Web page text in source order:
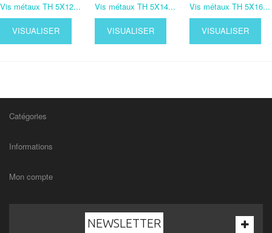
Vis métaux TH 5X12...
VISUALISER
Vis métaux TH 5X14...
VISUALISER
Vis métaux TH 5X16...
VISUALISER
Catégories
Informations
Mon compte
NEWSLETTER